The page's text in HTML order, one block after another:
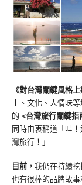
《對台灣關鍵風格上
土、文化、人情味
的 <台灣旅行關鍵指
同時由衷稱道「哇
灣旅行！」
目前， 我仍在持續
也有很棒的品牌故